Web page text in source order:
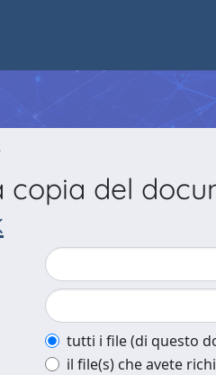
copia del
tutti i file (di questo
il file(s) che avete